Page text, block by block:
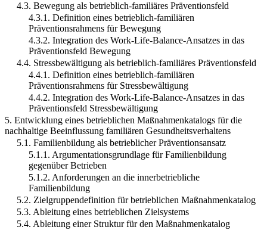
4.3. Bewegung als betrieblich-familiäres Präventionsfeld
4.3.1. Definition eines betrieblich-familiären
Präventionsrahmens für Bewegung
4.3.2. Integration des Work-Life-Balance-Ansatzes in das
Präventionsfeld Bewegung
4.4. Stressbewältigung als betrieblich-familiäres Präventionsfeld
4.4.1. Definition eines betrieblich-familiären
Präventionsrahmens für Stressbewältigung
4.4.2. Integration des Work-Life-Balance-Ansatzes in das
Präventionsfeld Stressbewältigung
5. Entwicklung eines betrieblichen Maßnahmenkatalogs für die
nachhaltige Beeinflussung familiären Gesundheitsverhaltens
5.1. Familienbildung als betrieblicher Präventionsansatz
5.1.1. Argumentationsgrundlage für Familienbildung
gegenüber Betrieben
5.1.2. Anforderungen an die innerbetriebliche
Familienbildung
5.2. Zielgruppendefinition für betrieblichen Maßnahmenkatalog
5.3. Ableitung eines betrieblichen Zielsystems
5.4. Ableitung einer Struktur für den Maßnahmenkatalog